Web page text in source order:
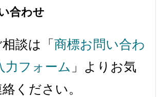
合わせ
談は「商標お問い合わ
力フォーム 」よりお気
ください。